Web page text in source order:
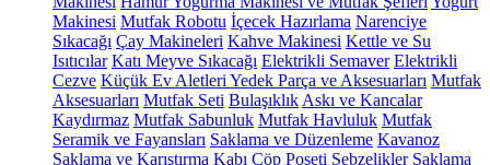
Makinesi Mutfak Robotu İçecek Hazırlama Narenciye
Sıkacağı Çay Makineleri Kahve Makinesi Kettle ve Su
Isıtıcılar Katı Meyve Sıkacağı Elektrikli Semaver Elektrikli
Cezve Küçük Ev Aletleri Yedek Parça ve Aksesuarları Mutfak
Aksesuarları Mutfak Seti Bulaşıklık Askı ve Kancalar
Kaydırmaz Mutfak Sabunluk Mutfak Havluluk Mutfak
Seramik ve Fayansları Saklama ve Düzenleme Kavanoz
Saklama ve Karıştırma Kabı Çöp Poşeti Sebzelikler Saklama